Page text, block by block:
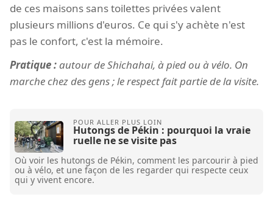
de ces maisons sans toilettes privées valent
plusieurs millions d'euros. Ce qui s'y achète n'est
pas le confort, c'est la mémoire.
Pratique :autour de Shichahai, à pied ou à vélo. On
marche chez des gens ; le respect fait partie de la visite.
Hutongs de Pékin : pourquoi la vraie
ruelle ne se visite pas
Où voir les hutongs de Pékin, comment les parcourir à pied
ou à vélo, et une façon de les regarder qui respecte ceux
qui y vivent encore.